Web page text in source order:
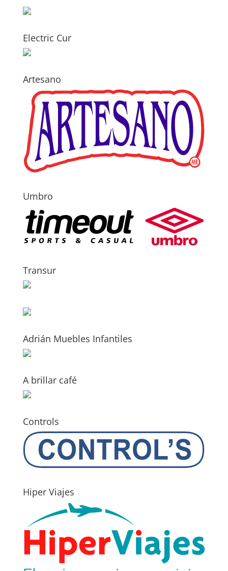
Electric Cur
Artesano
Umbro
Transur
Adrián Muebles Infantiles
A brillar café
Controls
Hiper Viajes